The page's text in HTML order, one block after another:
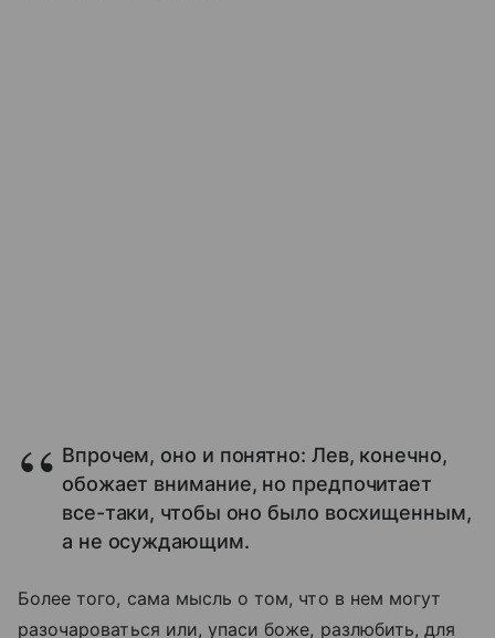
Впрочем, оно и понятно: Лев, конечно,
обожает внимание, но предпочитает
все-таки, чтобы оно было восхищенным,
а не осуждающим.
Более того, сама мысль о том, что в нем могут
разочароваться или, упаси боже, разлюбить, для